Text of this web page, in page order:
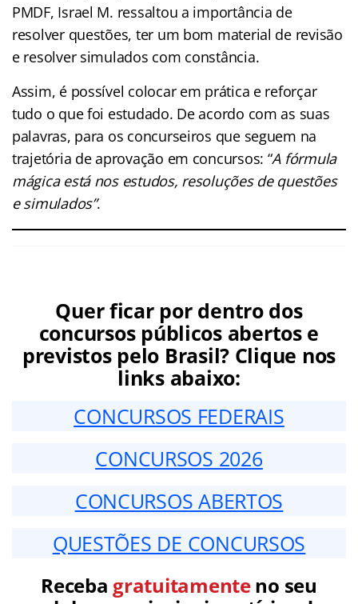
PMDF, Israel M. ressaltou a importância de
resolver questões, ter um bom material de revisão
e resolver simulados com constância.
Assim, é possível colocar em prática e reforçar
tudo o que foi estudado. De acordo com as suas
palavras, para os concurseiros que seguem na
trajetória de aprovação em concursos: “A fórmula
mágica está nos estudos, resoluções de questões
e simulados”.
Quer ficar por dentro dos
concursos públicos abertos e
previstos pelo Brasil? Clique nos
links abaixo:
CONCURSOS FEDERAIS
CONCURSOS 2026
CONCURSOS ABERTOS
QUESTÕES DE CONCURSOS
Receba gratuitamenteno seu